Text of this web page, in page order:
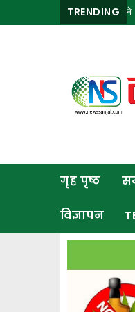
TRENDING
ठाउँमा भारी वर्षा हुने
गृह पृष्ठ
विज्ञापन
राजनीति